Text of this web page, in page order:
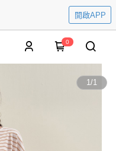
開啟APP
0
1/1